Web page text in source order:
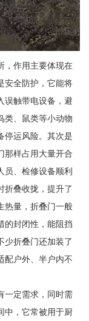
，作用主要体现在
安全防护，它能将
误触带电设备，避
类、鼠类等小动物
停运风险。其次是
那样占用大量开合
员、检修设备顺利
折叠收拢，提升了
热量，折叠门一般
的封闭性，能阻挡
少折叠门还加装了
配户外、半户内不
一定需求，同时需
中，它常被用于厨